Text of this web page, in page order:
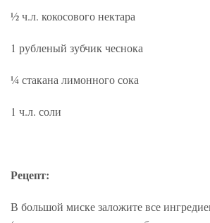
½ ч.л. кокосового нектара
1 рубленый зубчик чеснока
¼ стакана лимонного сока
1 ч.л. соли
Рецепт:
В большой миске заложите все